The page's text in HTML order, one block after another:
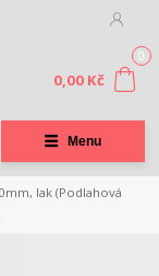
Menu
0
0,00 Kč
lak (Podlahová